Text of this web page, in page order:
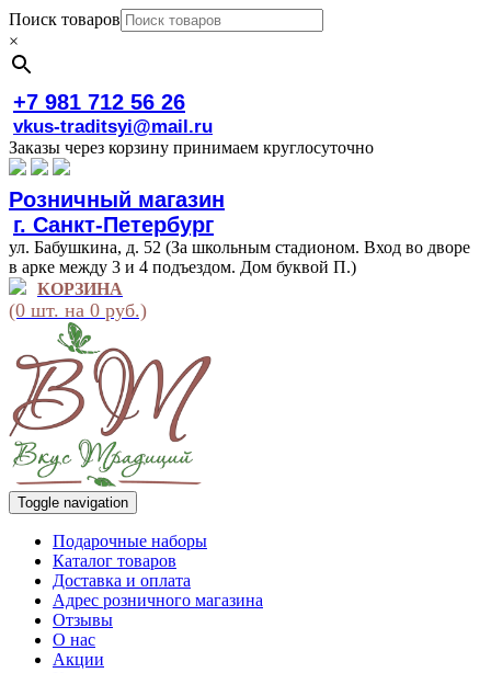
Поиск товаров
×
+7 981 712 56 26
vkus-traditsyi@mail.ru
Заказы через корзину принимаем круглосуточно
Розничный магазин
г. Санкт-Петербург
ул. Бабушкина, д. 52 (За школьным стадионом. Вход во дворе
в арке между 3 и 4 подъездом. Дом буквой П.)
КОРЗИНА
(0 шт. на 0 руб.)
Toggle navigation
Подарочные наборы
Каталог товаров
Доставка и оплата
Адрес розничного магазина
Отзывы
О нас
Акции